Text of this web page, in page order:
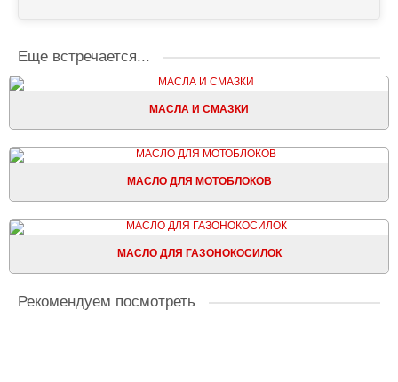
Еще встречается...
МАСЛА И СМАЗКИ
МАСЛО ДЛЯ МОТОБЛОКОВ
МАСЛО ДЛЯ ГАЗОНОКОСИЛОК
Рекомендуем посмотреть